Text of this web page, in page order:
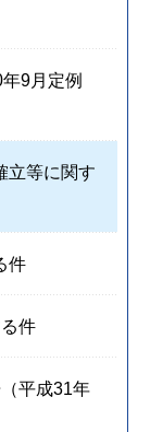
9月定例
等に関す
件
件
平成31年